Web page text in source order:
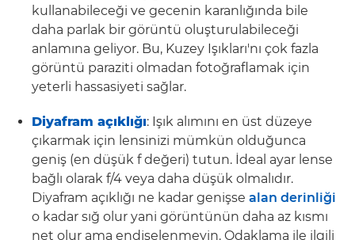
kullanabileceği ve gecenin karanlığında bile
daha parlak bir görüntü oluşturulabileceği
anlamına geliyor. Bu, Kuzey Işıkları'nı çok fazla
görüntü paraziti olmadan fotoğraflamak için
yeterli hassasiyeti sağlar.
Diyafram açıklığı: Işık alımını en üst düzeye
çıkarmak için lensinizi mümkün olduğunca
geniş (en düşük f değeri) tutun. İdeal ayar lense
bağlı olarak f/4 veya daha düşük olmalıdır.
Diyafram açıklığı ne kadar genişse alan derinliği
o kadar sığ olur yani görüntünün daha az kısmı
net olur ama endişelenmeyin. Odaklama ile ilgili